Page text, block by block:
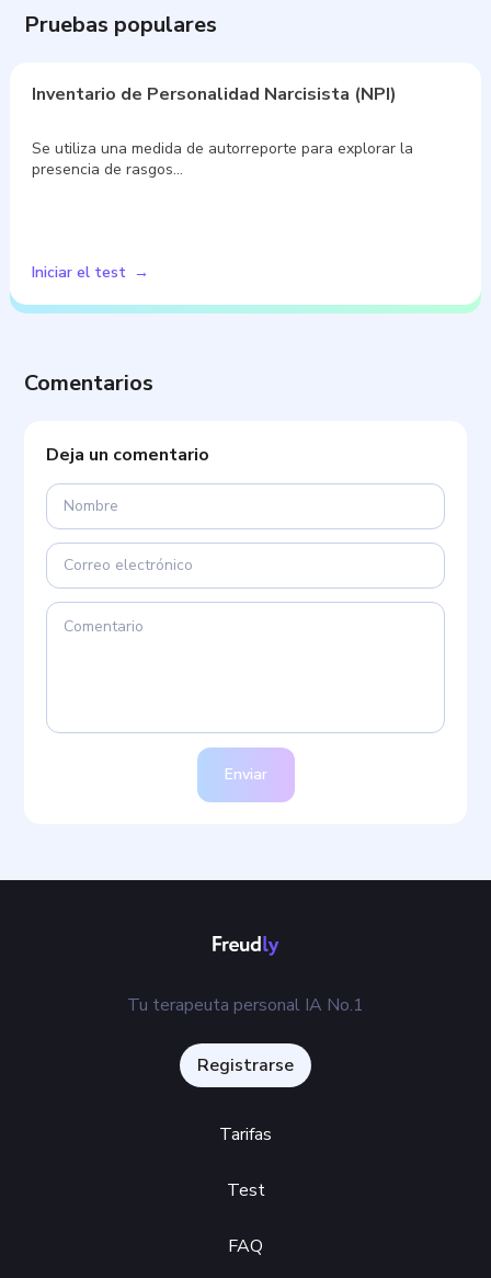
Pruebas populares
Inventario de Personalidad Narcisista (NPI)
Se utiliza una medida de autorreporte para explorar la
presencia de rasgos…
Iniciar el test
Comentarios
Deja un comentario
Enviar
Tu terapeuta personal IA No.1
Registrarse
Tarifas
Test
FAQ